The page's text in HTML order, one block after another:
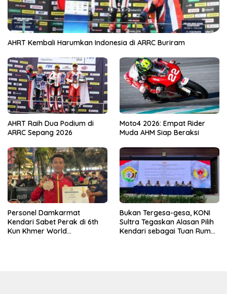
AHRT Kembali Harumkan Indonesia di ARRC Buriram
AHRT Raih Dua Podium di
ARRC Sepang 2026
Moto4 2026: Empat Rider
Muda AHM Siap Beraksi
Personel Damkarmat
Kendari Sabet Perak di 6th
Kun Khmer World
Bukan Tergesa-gesa, KONI
Sultra Tegaskan Alasan Pilih
Kendari sebagai Tuan Rumah